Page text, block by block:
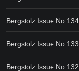
Bergstolz Issue No.134
Bergstolz Issue No.133
Bergstolz Issue No.132